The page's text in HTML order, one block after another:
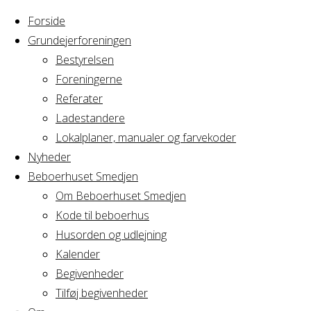
Forside
Grundejerforeningen
Bestyrelsen
Foreningerne
Referater
Ladestandere
Lokalplaner, manualer og farvekoder
Nyheder
Beboerhuset Smedjen
Om Beboerhuset Smedjen
Kode til beboerhus
Husorden og udlejning
Kalender
Begivenheder
Tilføj begivenheder
Home
Arrangement
Fødselsdag
Fødselsdag
Hvornår
14/10/2022
18:00